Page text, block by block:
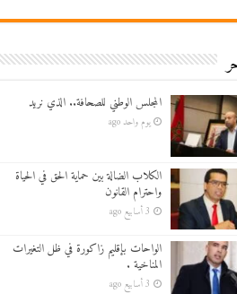
المجلس الوطني للصحافة.. الذي نريد
يوم واحد ago
الكلاب الضالة بين حماية الحق في الحياة
واحترام القانون
3 أسابيع ago
الواحات بإقليم زاكورة في ظل التغيرات
المناخية .
3 أسابيع ago